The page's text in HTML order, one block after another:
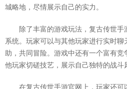
城略地，尽情展示自己的实力。
除了丰富的游戏玩法，复古传世
系统。玩家可以与其他玩家进行实时
助，共同冒险。游戏中还有一个富有
他玩家切磋技艺，展示自己独特的战斗
在复古传世手游官网上，玩家还